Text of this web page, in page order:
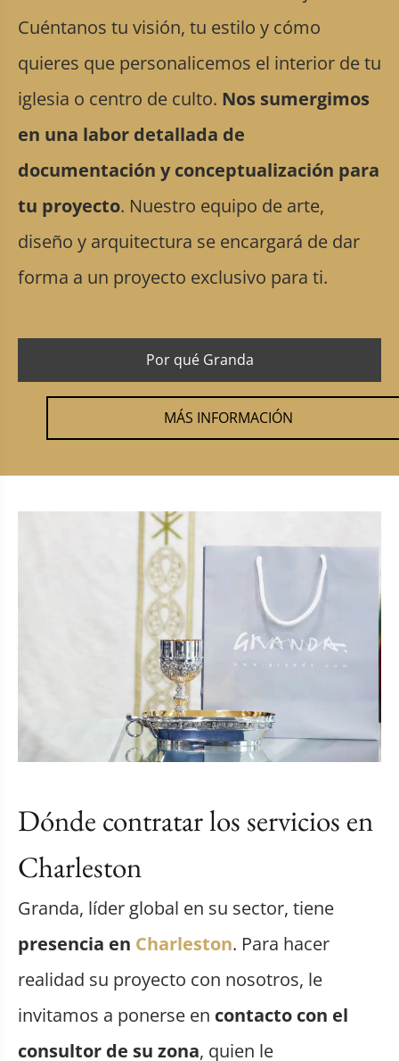
Cuéntanos tu visión, tu estilo y cómo
quieres que personalicemos el interior de tu
iglesia o centro de culto. Nos sumergimos
en una labor detallada de
documentación y conceptualización para
tu proyecto. Nuestro equipo de arte,
diseño y arquitectura se encargará de dar
forma a un proyecto exclusivo para ti.
Por qué Granda
MÁS INFORMACIÓN
Dónde contratar los servicios en
Charleston
Granda, líder global en su sector, tiene
presencia en Charleston. Para hacer
realidad su proyecto con nosotros, le
invitamos a ponerse en contacto con el
consultor de su zona, quien le